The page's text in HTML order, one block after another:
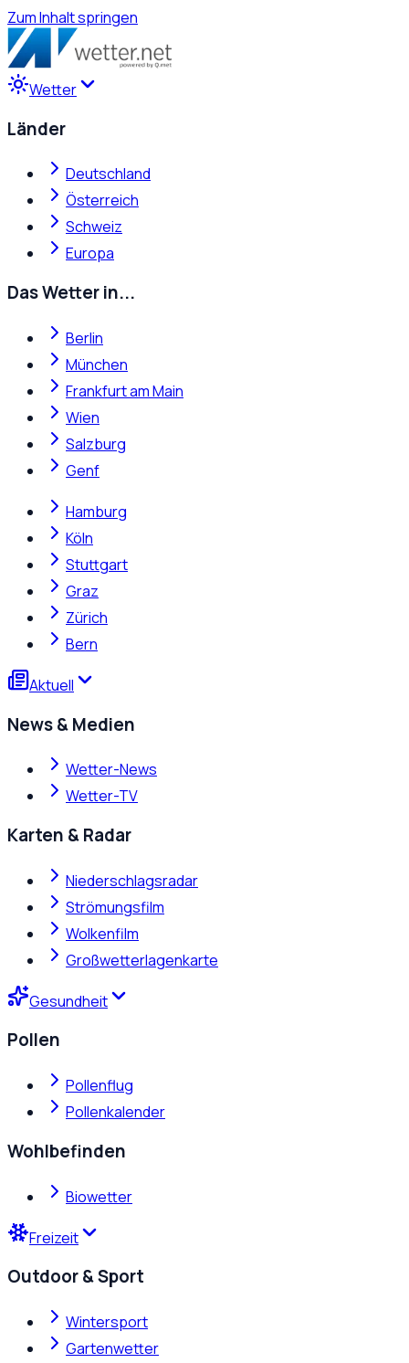
Zum Inhalt springen
Wetter
Länder
Deutschland
Österreich
Schweiz
Europa
Das Wetter in...
Berlin
München
Frankfurt am Main
Wien
Salzburg
Genf
Hamburg
Köln
Stuttgart
Graz
Zürich
Bern
Aktuell
News & Medien
Wetter-News
Wetter-TV
Karten & Radar
Niederschlagsradar
Strömungsfilm
Wolkenfilm
Großwetterlagenkarte
Gesundheit
Pollen
Pollenflug
Pollenkalender
Wohlbefinden
Biowetter
Freizeit
Outdoor & Sport
Wintersport
Gartenwetter